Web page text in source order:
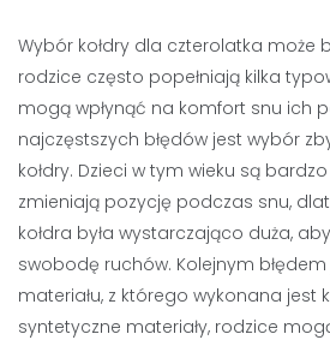
Wybór kołdry dla czterolatka może
rodzice często popełniają kilka
mogą wpłynąć na komfort snu ich
najczęstszych błędów jest wybór
kołdry. Dzieci w tym wieku są
zmieniają pozycję podczas snu,
kołdra była wystarczająco duża,
swobodę ruchów. Kolejnym
materiału, z którego wykonana jest
syntetyczne materiały, rodzice